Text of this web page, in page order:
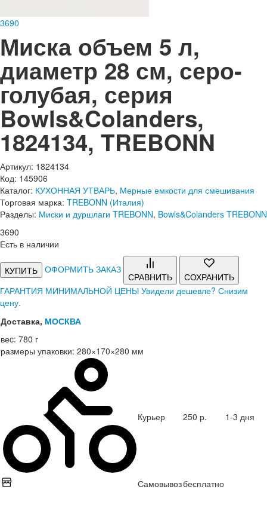
3690
Миска объем 5 л,
диаметр 28 см, серо-
голубая, серия
Bowls&Colanders,
1824134, TREBONN
Артикул: 1824134
Код: 145906
Каталог: КУХОННАЯ УТВАРЬ, Мерные емкости для смешивания
Торговая марка: TREBONN (Италия)
Разделы: Миски и дуршлаги TREBONN, Bowls&Colanders TREBONN
3690
Есть в наличии
КУПИТЬ ОФОРМИТЬ ЗАКАЗ
СРАВНИТЬ
СОХРАНИТЬ
ГАРАНТИЯ МИНИМАЛЬНОЙ ЦЕНЫ Увидели дешевле? Снизим
цену.
Доставка, МОСКВА
веc: 780 г
размеры упаковки: 280×170×280 мм
Курьер 250 р. 1-3 дня
Самовывозбесплатно